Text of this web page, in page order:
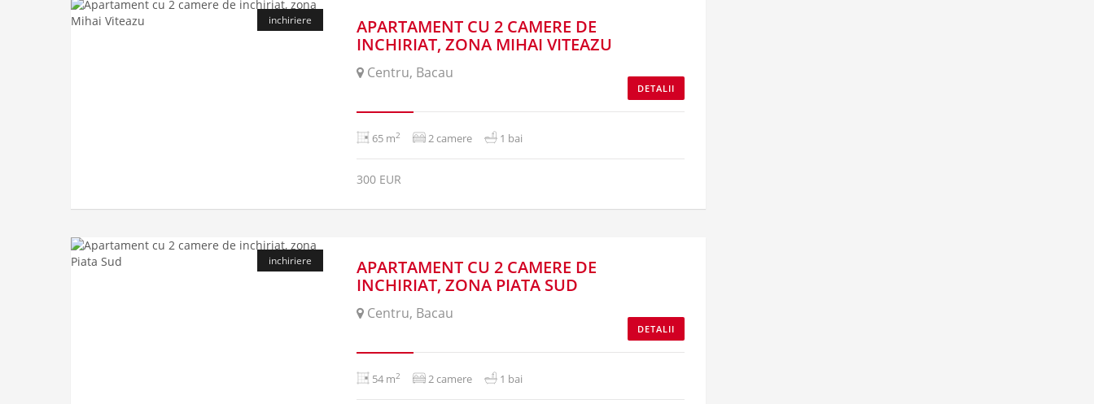
inchiriere
APARTAMENT CU 2 CAMERE DE
INCHIRIAT, ZONA MIHAI VITEAZU
Centru, Bacau
DETALII
65 m2 2 camere 1 bai
300 EUR
inchiriere
APARTAMENT CU 2 CAMERE DE
INCHIRIAT, ZONA PIATA SUD
Centru, Bacau
DETALII
54 m2 2 camere 1 bai